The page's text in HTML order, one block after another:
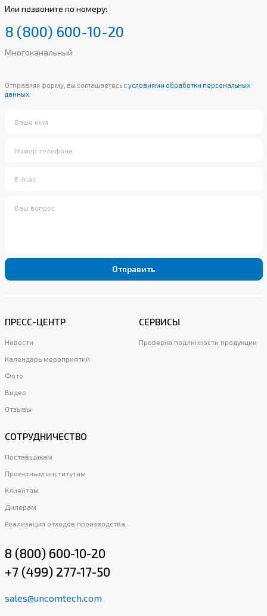
Или позвоните по номеру:
8 (800) 600-10-20
Многоканальный
Отправляя форму, вы соглашаетесь с условиями обработки персональных
данных.
Отправить
ПРЕСС-ЦЕНТР
Новости
Календарь мероприятий
Фото
Видео
Отзывы
СЕРВИСЫ
Проверка подлинности продукции
СОТРУДНИЧЕСТВО
Поставщикам
Проектным институтам
Клиентам
Дилерам
Реализация отходов производства
8 (800) 600-10-20
+7 (499) 277-17-50
sales@uncomtech.com